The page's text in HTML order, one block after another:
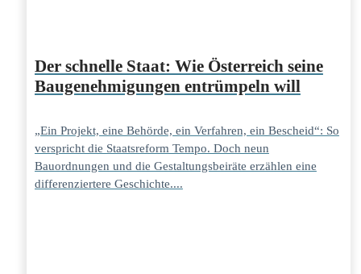
Der schnelle Staat: Wie Österreich seine
Baugenehmigungen entrümpeln will
„Ein Projekt, eine Behörde, ein Verfahren, ein Bescheid“: So
verspricht die Staatsreform Tempo. Doch neun
Bauordnungen und die Gestaltungsbeiräte erzählen eine
differenziertere Geschichte....